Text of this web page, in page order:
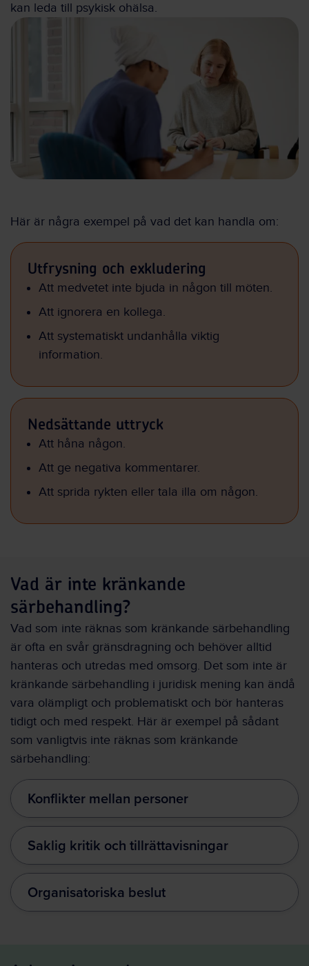
kan leda till psykisk ohälsa.
Här är några exempel på vad det kan handla om:
Utfrysning och exkludering
Att medvetet inte bjuda in någon till möten.
Att ignorera en kollega.
Att systematiskt undanhålla viktig
information.
Nedsättande uttryck
Att håna någon.
Att ge negativa kommentarer.
Att sprida rykten eller tala illa om någon.
Vad är inte kränkande
särbehandling?
Vad som inte räknas som kränkande särbehandling
är ofta en svår gränsdragning och behöver alltid
hanteras och utredas med omsorg. Det som inte är
kränkande särbehandling i juridisk mening kan ändå
vara olämpligt och problematiskt och bör hanteras
tidigt och med respekt. Här är exempel på sådant
som vanligtvis inte räknas som kränkande
särbehandling:
Konflikter mellan personer
Saklig kritik och tillrättavisningar
Organisatoriska beslut